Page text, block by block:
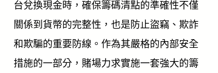
台兌換現金時，確保籌碼清點的準確性不僅
關係到貨幣的完整性，也是防止盜竊、欺詐
和欺騙的重要防線。作為其嚴格的內部安全
措施的一部分，賭場力求實施一套強大的籌